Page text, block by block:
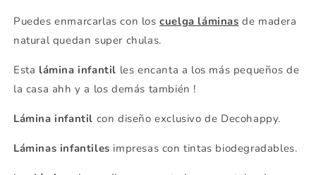
Puedes enmarcarlas con loscuelga láminas de madera
natural quedan super chulas.
Esta lámina infantil les encanta a los más pequeños de
la casa ahh y a los demás también !
Lámina infantil con diseño exclusivo de Decohappy.
Láminas infantiles impresas con tintas biodegradables.